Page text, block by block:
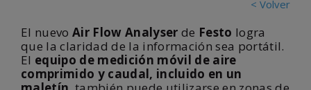
< Volver
El nuevo Air Flow Analyser de Festo logra
que la claridad de la información sea portátil.
El equipo de medición móvil de aire
comprimido y caudal, incluido en un